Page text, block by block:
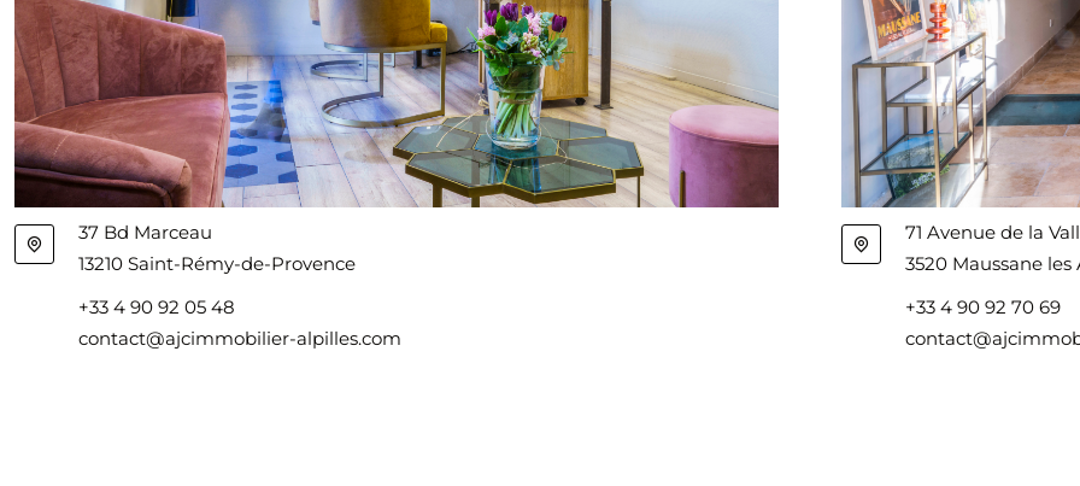
37 Bd Marceau
13210 Saint-Rémy-de-Provence
+33 4 90 92 05 48
contact@ajcimmobilier-alpilles.com
71 Avenue de la
3520 Maussane les
+33 4 90 92 70 69